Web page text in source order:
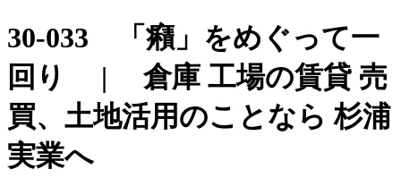
30-033 「癪」をめぐって一
回り | 倉庫 工場の賃貸 売
買、土地活用のことなら 杉浦
実業へ